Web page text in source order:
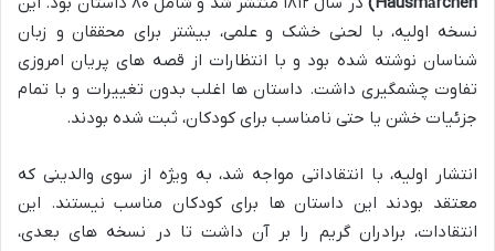
نسخه اولیه، با لحنی خشک و علمی، بیشتر برای محققان و زبان
شناسان نوشته شده بود و با انتظارات از قصه های پریان امروزی
تفاوت چشمگیری داشت. داستان ها اغلب بدون تغییرات و با تمام
جزئیات خشن یا حتی نامناسب برای کودکان، ثبت شده بودند.
انتشار اولیه، با انتقاداتی مواجه شد، به ویژه از سوی والدینی که
معتقد بودند این داستان ها برای کودکان مناسب نیستند. این
انتقادات، برادران گریم را بر آن داشت تا در نسخه های بعدی،